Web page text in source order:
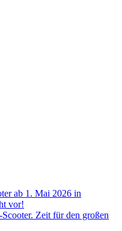
ab 1. Mai 2026 in
vor!
Zeit für den großen